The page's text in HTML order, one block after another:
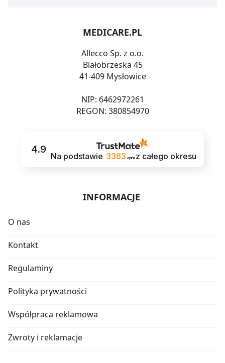
MEDICARE.PL
Allecco Sp. z o.o.
Białobrzeska 45
41-409 Mysłowice
NIP: 6462972261
REGON: 380854970
4.9
Na podstawie 3363 opinii z całego okresu
INFORMACJE
O nas
Kontakt
Regulaminy
Polityka prywatności
Współpraca reklamowa
Zwroty i reklamacje